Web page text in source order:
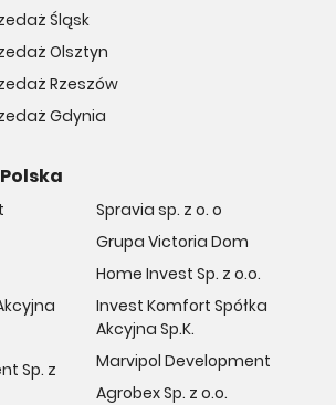
Śląsk
Olsztyn
Rzeszów
Gdynia
Sp. z
Spravia sp. z o. o
Grupa Victoria Dom
Home Invest Sp. z o.o.
Invest Komfort Spółka
Akcyjna Sp.K.
Marvipol Development
Agrobex Sp. z o.o.